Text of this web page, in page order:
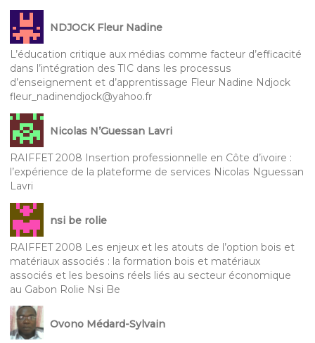
NDJOCK Fleur Nadine
L’éducation critique aux médias comme facteur d’efficacité
dans l’intégration des TIC dans les processus
d’enseignement et d’apprentissage Fleur Nadine Ndjock
fleur_nadinendjock@yahoo.fr
Nicolas N’Guessan Lavri
RAIFFET 2008 Insertion professionnelle en Côte d’ivoire :
l’expérience de la plateforme de services Nicolas Nguessan
Lavri
nsi be rolie
RAIFFET 2008 Les enjeux et les atouts de l’option bois et
matériaux associés : la formation bois et matériaux
associés et les besoins réels liés au secteur économique
au Gabon Rolie Nsi Be
Ovono Médard-Sylvain